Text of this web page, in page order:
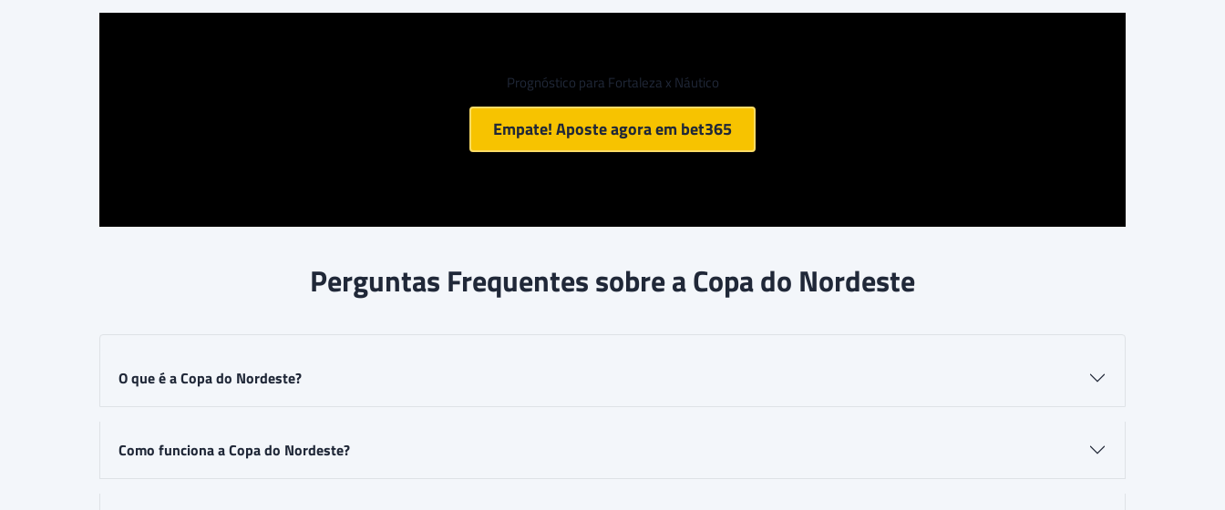
Prognóstico para Fortaleza x Náutico
Empate! Aposte agora em bet365
Perguntas Frequentes sobre a Copa do Nordeste
O que é a Copa do Nordeste?
Como funciona a Copa do Nordeste?